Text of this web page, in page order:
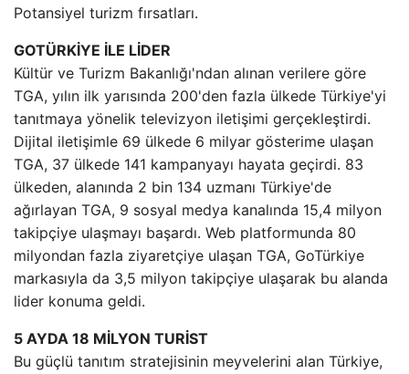
Potansiyel turizm fırsatları.
GOTÜRKİYE İLE LİDER
Kültür ve Turizm Bakanlığı'ndan alınan verilere göre
TGA, yılın ilk yarısında 200'den fazla ülkede Türkiye'yi
tanıtmaya yönelik televizyon iletişimi gerçekleştirdi.
Dijital iletişimle 69 ülkede 6 milyar gösterime ulaşan
TGA, 37 ülkede 141 kampanyayı hayata geçirdi. 83
ülkeden, alanında 2 bin 134 uzmanı Türkiye'de
ağırlayan TGA, 9 sosyal medya kanalında 15,4 milyon
takipçiye ulaşmayı başardı. Web platformunda 80
milyondan fazla ziyaretçiye ulaşan TGA, GoTürkiye
markasıyla da 3,5 milyon takipçiye ulaşarak bu alanda
lider konuma geldi.
5 AYDA 18 MİLYON TURİST
Bu güçlü tanıtım stratejisinin meyvelerini alan Türkiye,